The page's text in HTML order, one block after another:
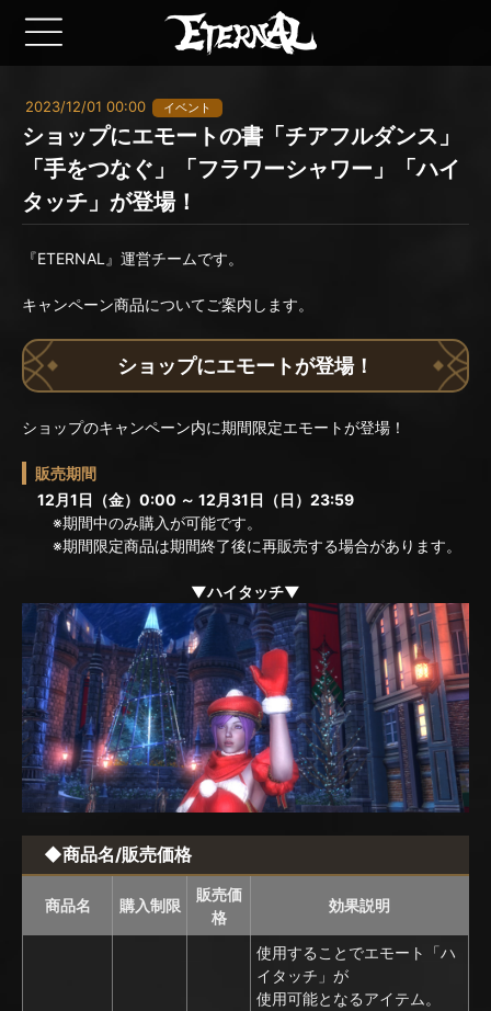
2023/12/01 00:00 イベント
ショップにエモートの書「チアフルダンス」
「手をつなぐ」「フラワーシャワー」「ハイ
タッチ」が登場！
『ETERNAL』運営チームです。
キャンペーン商品についてご案内します。
ショップにエモートが登場！
ショップのキャンペーン内に期間限定エモートが登場！
販売期間
12月1日（金）0:00 ～ 12月31日（日）23:59
※期間中のみ購入が可能です。
※期間限定商品は期間終了後に再販売する場合があります。
▼ハイタッチ▼
◆商品名/販売価格
商品名 購入制限
販売価
格
効果説明
使用することでエモート「ハ
イタッチ」が
使用可能となるアイテム。